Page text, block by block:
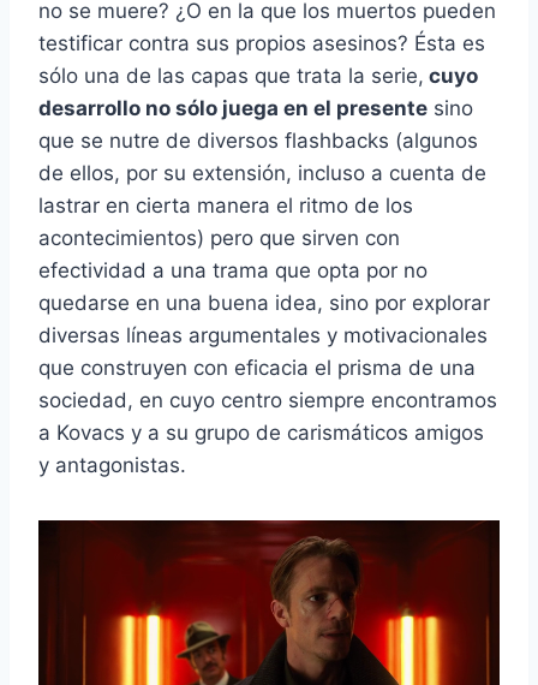
no se muere? ¿O en la que los muertos pueden
testificar contra sus propios asesinos? Ésta es
sólo una de las capas que trata la serie, cuyo
desarrollo no sólo juega en el presente sino
que se nutre de diversos flashbacks (algunos
de ellos, por su extensión, incluso a cuenta de
lastrar en cierta manera el ritmo de los
acontecimientos) pero que sirven con
efectividad a una trama que opta por no
quedarse en una buena idea, sino por explorar
diversas líneas argumentales y motivacionales
que construyen con eficacia el prisma de una
sociedad, en cuyo centro siempre encontramos
a Kovacs y a su grupo de carismáticos amigos
y antagonistas.